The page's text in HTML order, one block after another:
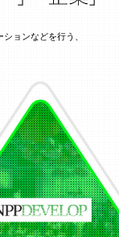
ョンなどを行う、